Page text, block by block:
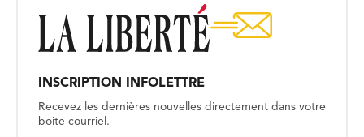
INSCRIPTION INFOLETTRE
Recevez les dernières nouvelles directement dans votre
boite courriel.